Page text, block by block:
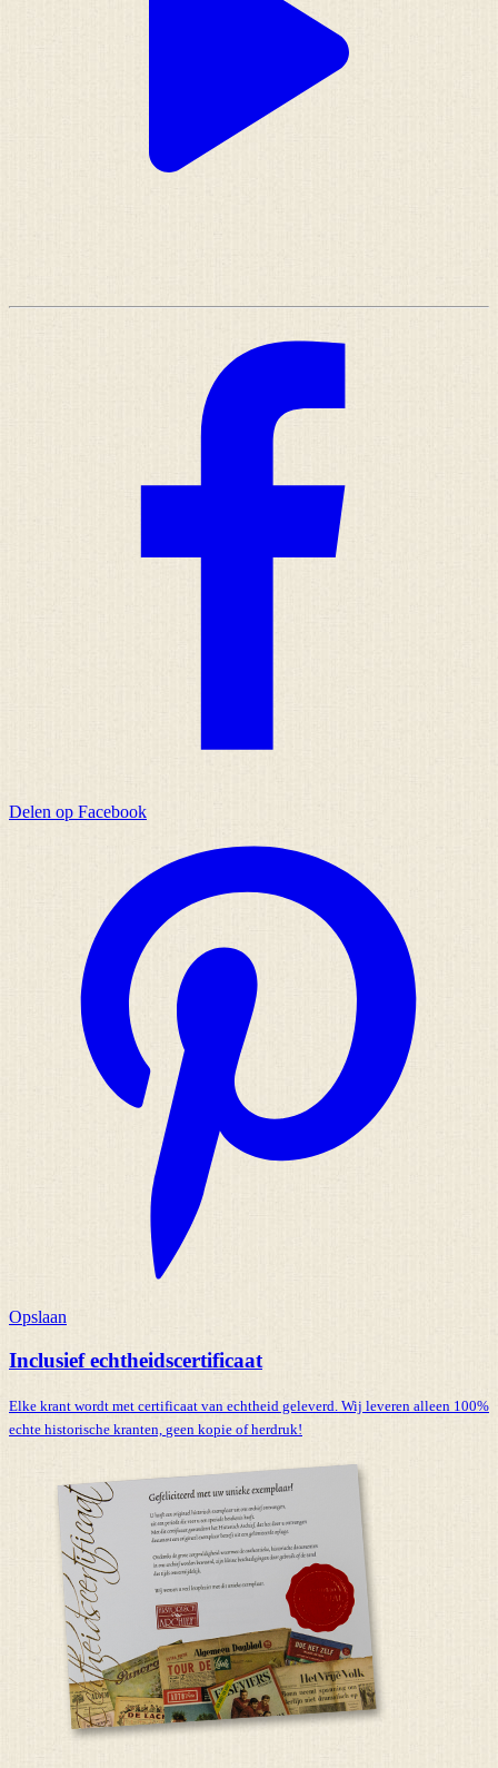
Delen op Facebook
Opslaan
Inclusief echtheidscertificaat
Elke krant wordt met certificaat van echtheid geleverd. Wij leveren alleen 100%
echte historische kranten, geen kopie of herdruk!